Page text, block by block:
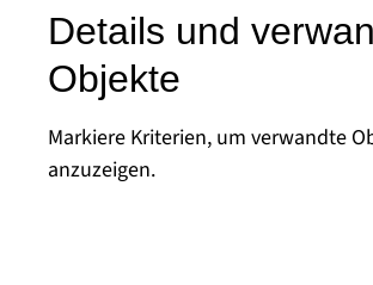
Details und
Objekte
Markiere Kriterien, um verwandte
anzuzeigen.